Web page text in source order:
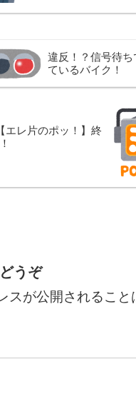
違反！？信号待ち
ているバイク！
エレ片のポッ！】終
うぞ
スが公開されること